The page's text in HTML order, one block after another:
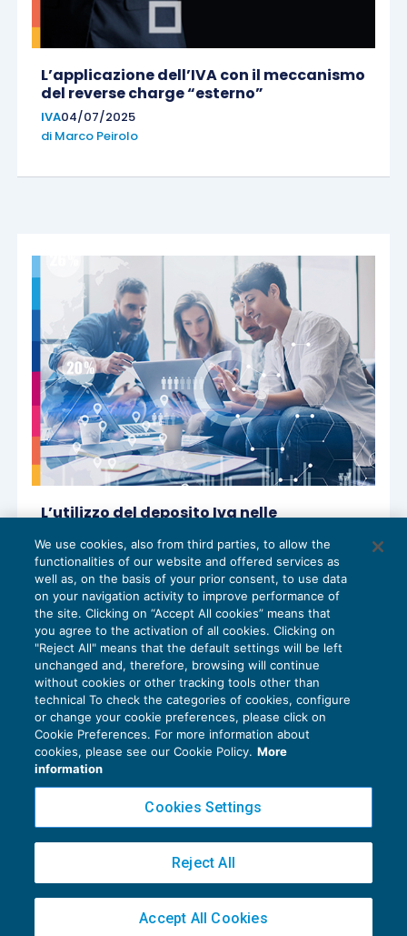
L’applicazione dell’IVA con il meccanismo
del reverse charge “esterno”
IVA04/07/2025
di Marco Peirolo
L’utilizzo del deposito Iva nelle
IVA05/05/2025
diMarco Peirolo
1 2 3 … 8
Privacy Policy
Cookie Policy
Copyright 2016 ©Gruppo Euroconference S.p.A.v2.32.4
Piazza Luigi Einaudi, 10N01 - 20124 Milano - info@ecnews.it
02776120236
We use cookies, also from third parties, to allow the
functionalities of our website and offered services as
well as, on the basis of your prior consent, to use data
on your navigation activity to improve performance of
the site. Clicking on “Accept All cookies” means that
you agree to the activation of all cookies. Clicking on
"Reject All" means that the default settings will be left
unchanged and, therefore, browsing will continue
without cookies or other tracking tools other than
technical To check the categories of cookies, configure
or change your cookie preferences, please click on
Cookie Preferences. For more information about
cookies, please see our Cookie Policy. More
information
Cookies Settings
Reject All
Accept All Cookies